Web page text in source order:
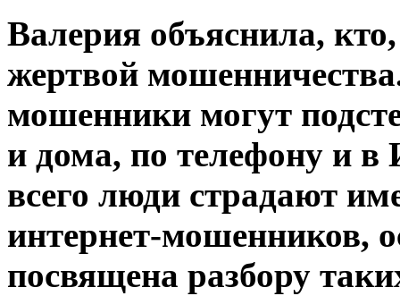
Валерия объяснила,
жертвой
мошенники могут
и дома, по телефону и в
всего люди страдают
интернет-мошенников,
посвящена разбору